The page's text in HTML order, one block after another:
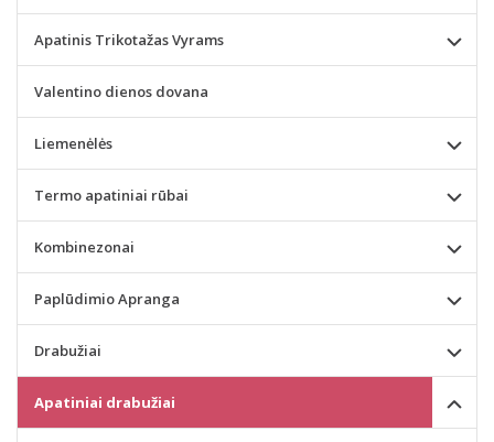
Apatinis Trikotažas Vyrams
Valentino dienos dovana
Liemenėlės
Termo apatiniai rūbai
Kombinezonai
Paplūdimio Apranga
Drabužiai
Apatiniai drabužiai